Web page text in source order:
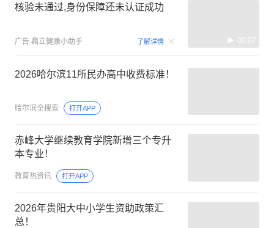
核验未通过,身份保障还未认证成功
广告 鼎立健康小助手 了解详情 00:07
2026哈尔滨11所民办高中收费标准！
哈尔滨全搜索 打开APP
赤峰大学继续教育学院新增三个专升
本专业！
教育热资讯 打开APP
2026年贵阳大中小学生资助政策汇
总！